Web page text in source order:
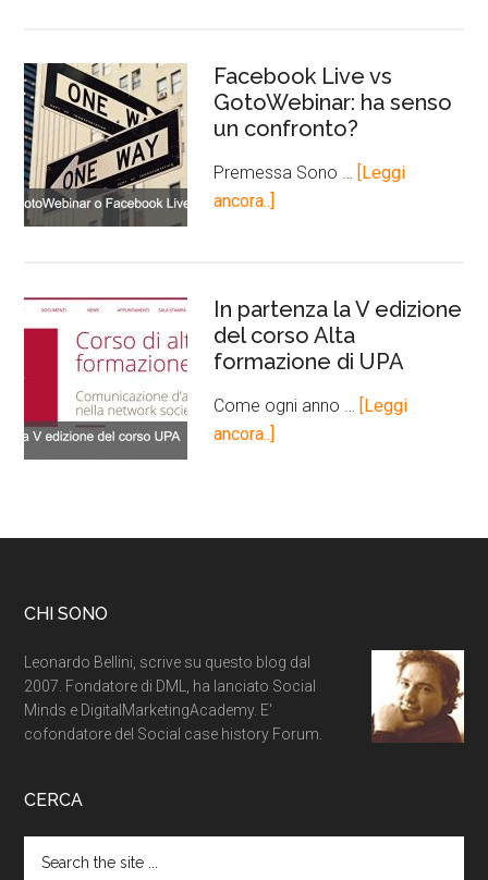
Facebook Live vs
GotoWebinar: ha senso
un confronto?
Premessa Sono …
[Leggi
ancora..]
In partenza la V edizione
del corso Alta
formazione di UPA
Come ogni anno …
[Leggi
ancora..]
CHI SONO
Leonardo Bellini, scrive su questo blog dal
2007. Fondatore di DML, ha lanciato Social
Minds e DigitalMarketingAcademy. E'
cofondatore del Social case history Forum.
CERCA